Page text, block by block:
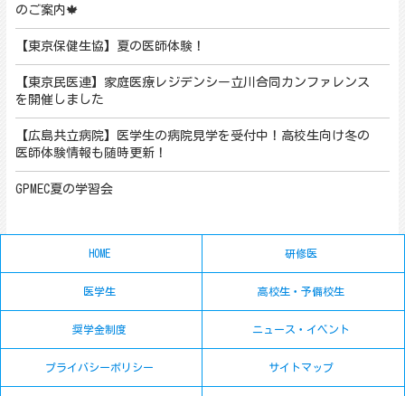
のご案内🍁
【東京保健生協】夏の医師体験！
【東京民医連】家庭医療レジデンシー立川合同カンファレンス
を開催しました
【広島共立病院】医学生の病院見学を受付中！高校生向け冬の
医師体験情報も随時更新！
GPMEC夏の学習会
HOME 研修医
医学生 高校生・予備校生
奨学金制度 ニュース・イベント
プライバシーポリシー サイトマップ